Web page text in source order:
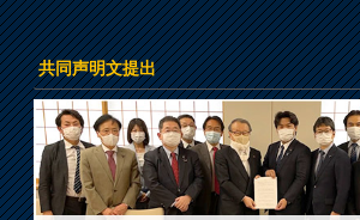
共同声明文提出